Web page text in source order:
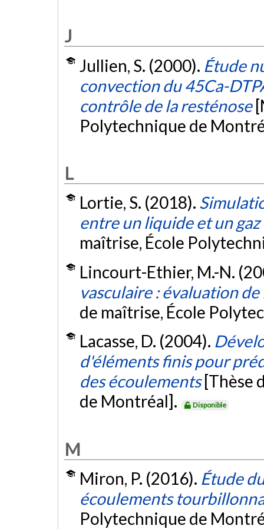
J
Jullien, S. (2000). Étude
convection du 45Ca-
contrôle de la resténose
Polytechnique de
L
Lortie, S. (2018).
entre un liquide et un
maîtrise, École
Lincourt-Ethier, M.-N.
vasculaire : évaluation
de maîtrise, École
Lacasse, D. (2004).
d'éléments finis pour
des écoulements [Thèse
de Montréal].
Disponible
M
Miron, P. (2016). Étude
écoulements
Polytechnique de